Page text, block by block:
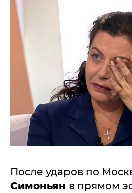
После ударов по
Симоньян в прямом